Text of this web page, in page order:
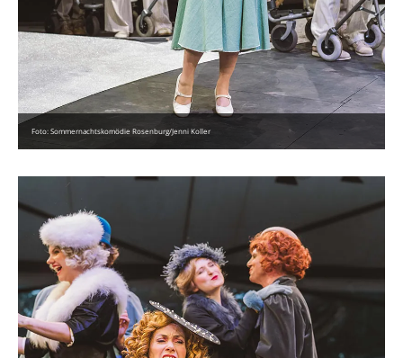
Foto: Sommernachtskomödie Rosenburg/Jenni Koller